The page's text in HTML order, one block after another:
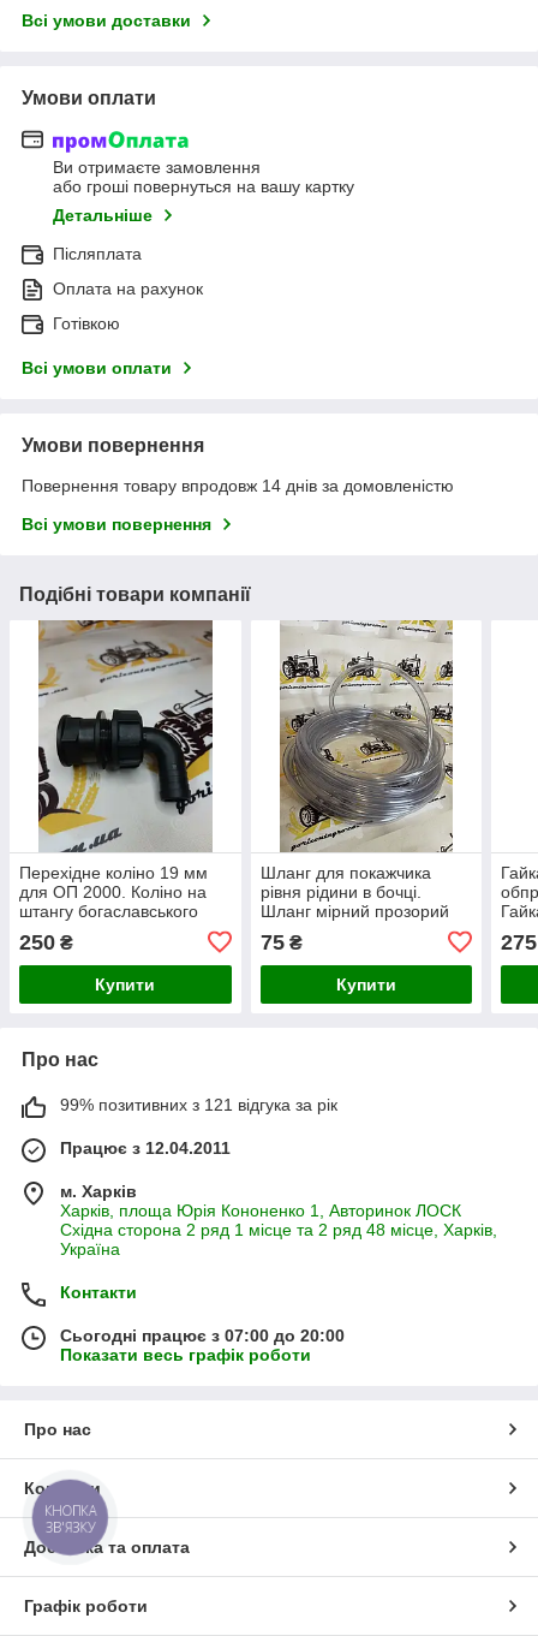
Всі умови доставки
Умови оплати
Ви отримаєте замовлення
або гроші повернуться на вашу картку
Детальніше
Післяплата
Оплата на рахунок
Готівкою
Всі умови оплати
Умови повернення
Повернення товару впродовж 14 днів за домовленістю
Всі умови повернення
Подібні товари компанії
Перехідне коліно 19 мм
для ОП 2000. Коліно на
штангу богаславського
250 ₴
Купити
Шланг для покажчика
рівня рідини в бочці.
Шланг мірний прозорий
на навісний обприскувач
75₴
Купити
275
Про нас
99% позитивних з 121 відгука за рік
Працює з 12.04.2011
м. Харків
Харків, площа Юрія Кононенко 1, Авторинок ЛОСК
Східна сторона 2 ряд 1 місце та 2 ряд 48 місце, Харків,
Україна
Контакти
Сьогодні працює з 07:00 до 20:00
Показати весь графік роботи
Про нас
Контакти
Доставка та оплата
Графік роботи
КНОПКА
ЗВ'ЯЗКУ